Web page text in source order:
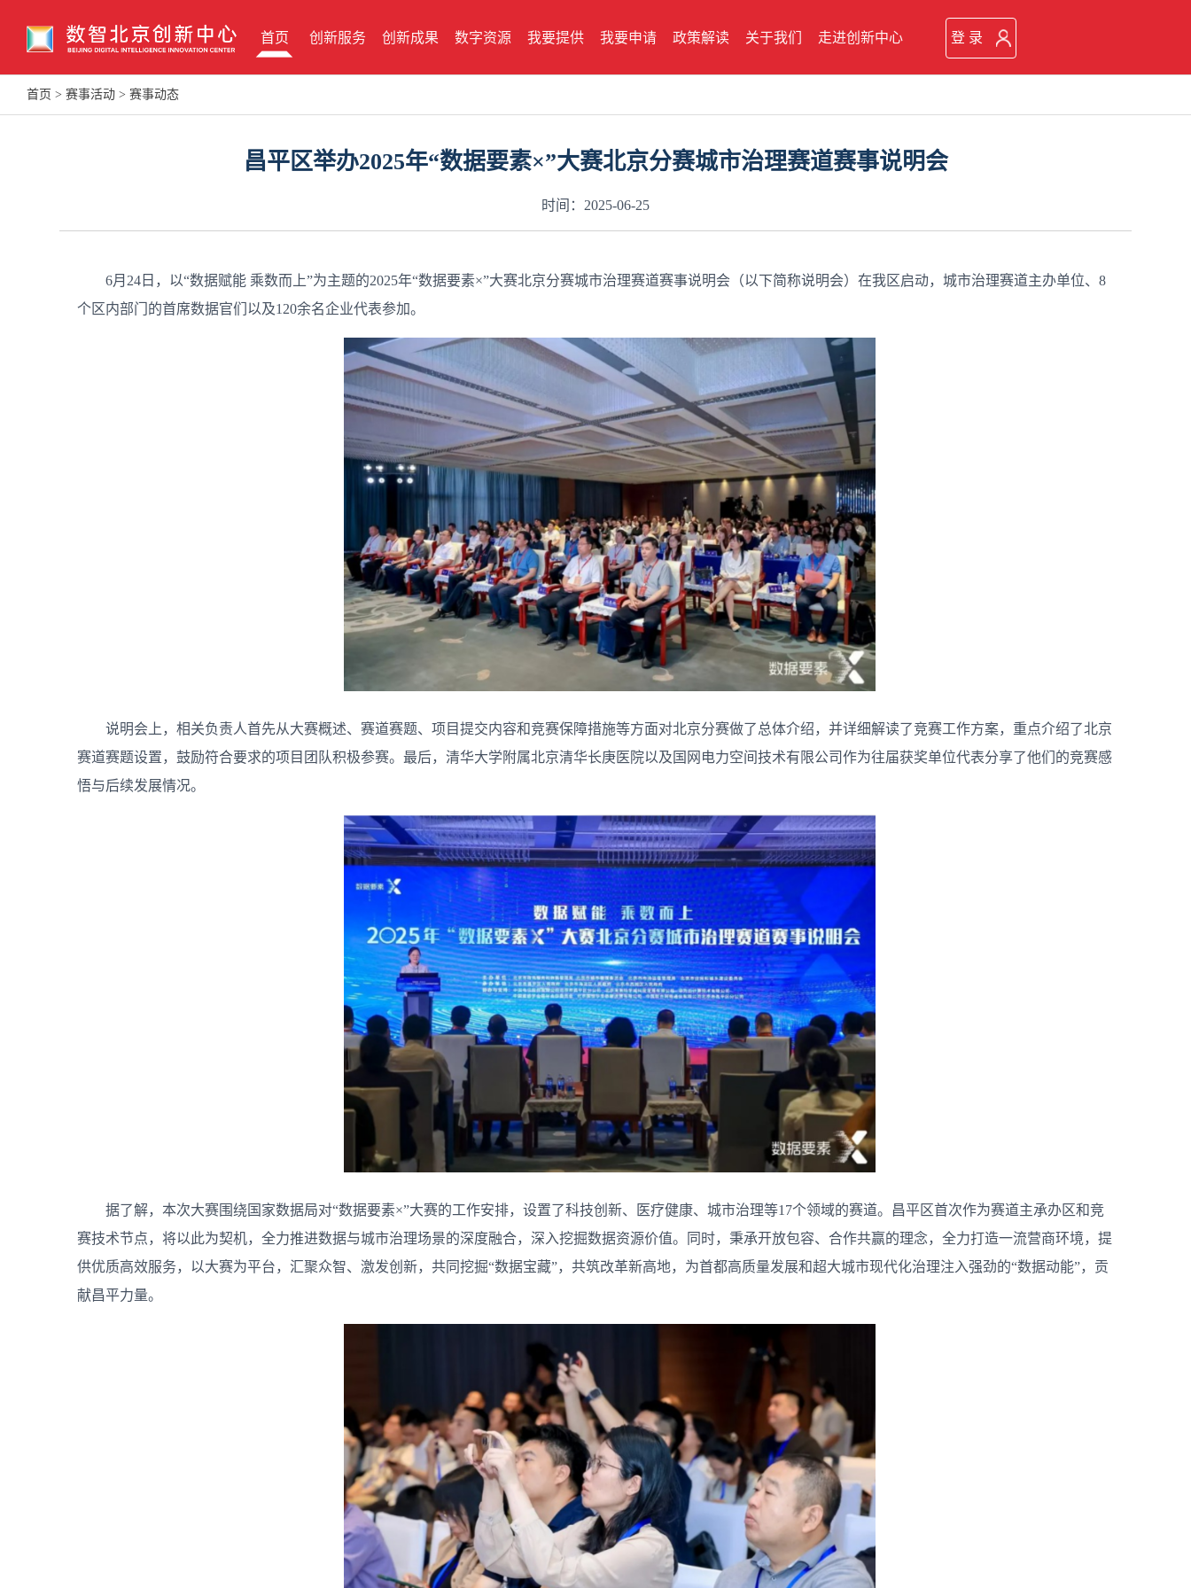
首页 创新服务 创新成果 数字资源 我要提供 我要申请 政策解读 关于我们 走进创新中心 登 录
首页 > 赛事活动 > 赛事动态
昌平区举办2025年“数据要素×”大赛北京分赛城市治理赛道赛事说明会
时间：2025-06-25
6月24日，以“数据赋能 乘数而上”为主题的2025年“数据要素×”大赛北京分赛城市治理赛道赛事说明会（以下简称说明会）在我区启动，城市治理赛道主办单位、8
个区内部门的首席数据官们以及120余名企业代表参加。
说明会上，相关负责人首先从大赛概述、赛道赛题、项目提交内容和竞赛保障措施等方面对北京分赛做了总体介绍，并详细解读了竞赛工作方案，重点介绍了北京
赛道赛题设置，鼓励符合要求的项目团队积极参赛。最后，清华大学附属北京清华长庚医院以及国网电力空间技术有限公司作为往届获奖单位代表分享了他们的竞赛感
悟与后续发展情况。
据了解，本次大赛围绕国家数据局对“数据要素×”大赛的工作安排，设置了科技创新、医疗健康、城市治理等17个领域的赛道。昌平区首次作为赛道主承办区和竞
赛技术节点，将以此为契机，全力推进数据与城市治理场景的深度融合，深入挖掘数据资源价值。同时，秉承开放包容、合作共赢的理念，全力打造一流营商环境，提
供优质高效服务，以大赛为平台，汇聚众智、激发创新，共同挖掘“数据宝藏”，共筑改革新高地，为首都高质量发展和超大城市现代化治理注入强劲的“数据动能”，贡
献昌平力量。